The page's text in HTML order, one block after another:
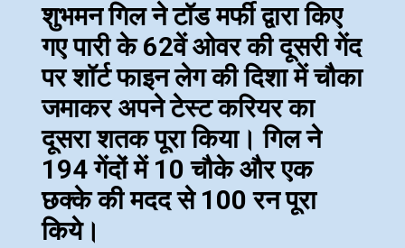
शुभमन गिल ने टॉड मर्फी द्वारा किए
गए पारी के 62वें ओवर की दूसरी गेंद
पर शॉर्ट फाइन लेग की दिशा में चौका
जमाकर अपने टेस्‍ट करियर का
दूसरा शतक पूरा किया। गिल ने
194 गेंदों में 10 चौके और एक
छक्‍के की मदद से 100 रन पूरा
किये।